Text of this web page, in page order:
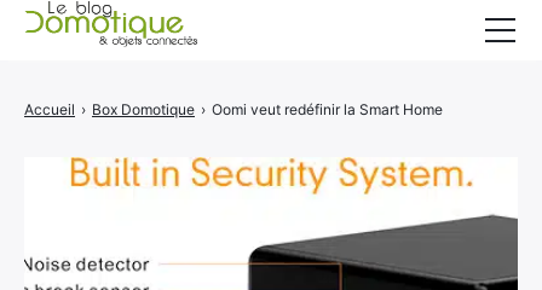
Accueil › Box Domotique › Oomi veut redéfinir la Smart Home
A propos